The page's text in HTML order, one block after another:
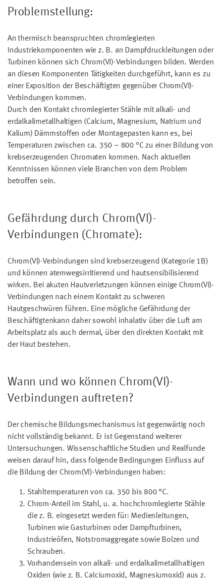
Problemstellung:
An thermisch beanspruchten chromlegierten
Industriekomponenten wie z. B. an Dampfdruckleitungen oder
Turbinen können sich Chrom(VI)-Verbindungen bilden. Werden
an diesen Komponenten Tätigkeiten durchgeführt, kann es zu
einer Exposition der Beschäftigten gegenüber Chrom(VI)-
Verbindungen kommen.
Durch den Kontakt chromlegierter Stähle mit alkali- und
erdalkalimetallhaltigen (Calcium, Magnesium, Natrium und
Kalium) Dämmstoffen oder Montagepasten kann es, bei
Temperaturen zwischen ca. 350 – 800 °C zu einer Bildung von
krebserzeugenden Chromaten kommen. Nach aktuellen
Kenntnissen können viele Branchen von dem Problem
betroffen sein.
Gefährdung durch Chrom(VI)-
Verbindungen (Chromate):
Chrom(VI)-Verbindungen sind krebserzeugend (Kategorie 1B)
und können atemwegsirritierend und hautsensibilisierend
wirken. Bei akuten Hautverletzungen können einige Chrom(VI)-
Verbindungen nach einem Kontakt zu schweren
Hautgeschwüren führen. Eine mögliche Gefährdung der
Beschäftigtenkann daher sowohl inhalativ über die Luft am
Arbeitsplatz als auch dermal, über den direkten Kontakt mit
der Haut bestehen.
Wann und wo können Chrom(VI)-
Verbindungen auftreten?
Der chemische Bildungsmechanismus ist gegenwärtig noch
nicht vollständig bekannt. Er ist Gegenstand weiterer
Untersuchungen. Wissenschaftliche Studien und Realfunde
weisen darauf hin, dass folgende Bedingungen Einfluss auf
die Bildung der Chrom(VI)-Verbindungen haben:
Stahltemperaturen von ca. 350 bis 800 °C.
Chrom-Anteil im Stahl, u. a. hochchromlegierte Stähle
die z. B. eingesetzt werden für: Medienleitungen,
Turbinen wie Gasturbinen oder Dampfturbinen,
Industrieöfen, Notstromaggregate sowie Bolzen und
Schrauben.
Vorhandensein von alkali- und erdalkalimetallhaltigen
Oxiden (wie z. B. Calciumoxid, Magnesiumoxid) aus z.